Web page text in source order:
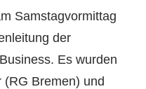
Samstagvormittag
der
Es wurden
(RG Bremen) und